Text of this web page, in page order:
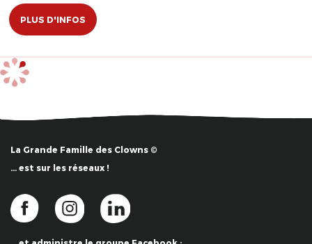
PLUS D'INFOS
La Grande Famille des Clowns ©
… est sur les réseaux !